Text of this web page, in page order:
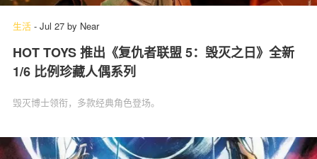
生活 - Jul 27 by Near
HOT TOYS 推出《复仇者联盟 5：毁灭之日》全新
1/6 比例珍藏人偶系列
毁灭博士领衔，多款经典角色登场。